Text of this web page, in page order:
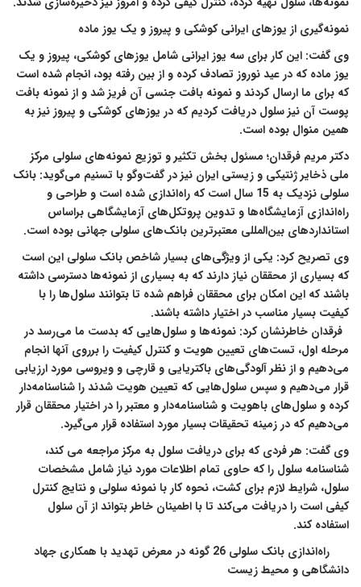
نمونه‌گیری از یوزهای ایرانی کوشکی و پیروز و یک یوز ماده
وی گفت: این کار برای سه یوز ایرانی شامل یوزهای کوشکی، پیروز و یک
یوز ماده که در عید نوروز تصادف کرده و از بین رفته بود، انجام شده است
که برای ما ارسال کردند و نمونه بافت جنسی آن فریز شد و از نمونه بافت
پوست آن نیز سلول دریافت کردیم که در یوزهای کوشکی و پیروز نیز به
همین منوال بوده است.
دکتر مریم فرقدان؛ مسئول بخش تکثیر و توزیع نمونه‌های سلولی مرکز
ملی ذخایر ژنتیکی و زیستی ایران نیز در گفت‌و‌گو با تسنیم می‌گوید: بانک
سلولی نزدیک به 15 سال است که راه‌اندازی شده است و طراحی و
راه‌اندازی آزمایشگاه‌ها و تدوین پروتکل‌های آزمایشگاهی براساس
استانداردهای بین‌المللی معتبرترین بانک‌های سلولی جهانی بوده است.
وی تصریح کرد: یکی از ویژگی‌های بسیار شاخص بانک سلولی این است
که بسیاری از محققان نیاز دارند که به بسیاری از نمونه‌ها دسترسی داشته
باشند که این امکان برای محققان فراهم شده تا بتوانند سلول‌ها را با
کیفیت بسیار مناسب در اختیار داشته باشند.
فرقدان خاطرنشان کرد: نمونه‌ها و سلول‌هایی که بدست ما می‌رسد در
مرحله اول، تست‌های تعیین هویت و کنترل کیفیت را برروی آنها انجام
می‌دهیم و از نظر آلودگی‌های باکتریایی و قارچی و ویروسی مورد ارزیابی
قرار می‌دهیم و سپس سلول‌هایی که تعیین هویت شدند را شناسنامه‌دار
کرده و سلول‌های باهویت و شناسنامه‌دار و معتبر را در اختیار محققان قرار
می‌دهیم که در زمینه تحقیقات بسیار مورد استفاده قرار می‌گیرد.
وی گفت: هر فردی که برای دریافت سلول به مرکز مراجعه می کند،
شناسنامه سلول را که حاوی تمام اطلاعات مورد نیاز شامل مشخصات
سلول، شرایط لازم برای کشت، نحوه کار با نمونه سلولی و نتایج کنترل
کیفی است را دریافت می‌کند تا با اطمینان خاطر بتواند از آن سلول
استفاده کند.
راه‌اندازی بانک سلولی 26 گونه در معرض تهدید با همکاری جهاد
دانشگاهی و محیط زیست